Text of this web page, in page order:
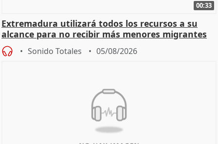
00:33
Extremadura utilizará todos los recursos a su
alcance para no recibir más menores migrantes
Sonido Totales 05/08/2026